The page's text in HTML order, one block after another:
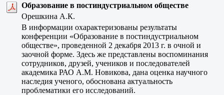
Образование в постиндустриальном обществе
Орешкина А.К.
В информации охарактеризованы результаты
конференции «Образование в постиндустриальном
обществе», проведенной 2 декабря 2013 г. в очной и
заочной форме. Здесь же представлены воспоминания
сотрудников, друзей, учеников и последователей
академика РАО А.М. Новикова, дана оценка научного
наследия ученого, обоснована актуальность
проблематики его исследований.